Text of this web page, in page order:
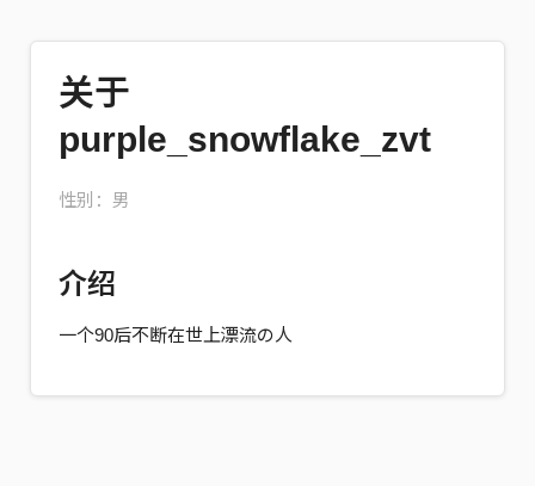
关于
purple_snowflake_zvt
性别：男
介绍
一个90后不断在世上漂流の人